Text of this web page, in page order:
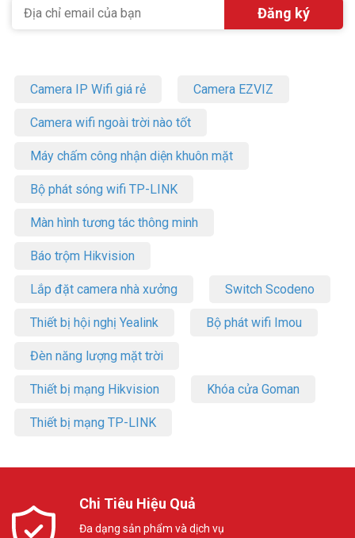
Camera IP Wifi giá rẻ Camera EZVIZ
Camera wifi ngoài trời nào tốt
Máy chấm công nhận diện khuôn mặt
Bộ phát sóng wifi TP-LINK
Màn hình tương tác thông minh
Báo trộm Hikvision
Lắp đặt camera nhà xưởng Switch Scodeno
Thiết bị hội nghị Yealink Bộ phát wifi Imou
Đèn năng lượng mặt trời
Thiết bị mạng Hikvision Khóa cửa Goman
Thiết bị mạng TP-LINK
Chi Tiêu Hiệu Quả
Đa dạng sản phẩm và dịch vụ